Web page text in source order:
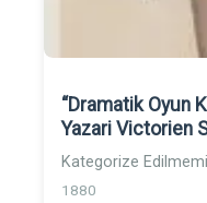
“Dramatik Oyun
Yazari Victorien
Kategorize
1880